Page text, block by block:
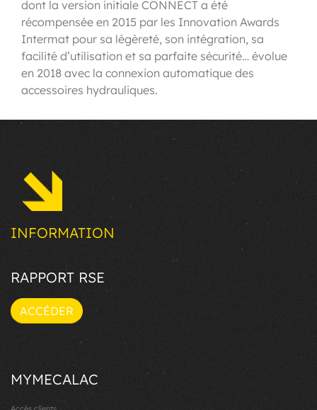
dont la version initiale CONNECT a été
récompensée en 2015 par les Innovation Awards
Intermat pour sa légèreté, son intégration, sa
facilité d’utilisation et sa parfaite sécurité… évolue
en 2018 avec la connexion automatique des
accessoires hydrauliques.
INFORMATION
RAPPORT RSE
ACCÉDER
MYMECALAC